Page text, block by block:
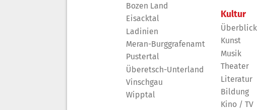
Bozen Land
Eisacktal
Ladinien
Meran-Burggrafenamt
Pustertal
Überetsch-Unterland
Vinschgau
Wipptal
Kultur
Überblick
Kunst
Musik
Theater
Literatur
Bildung
Kino / TV